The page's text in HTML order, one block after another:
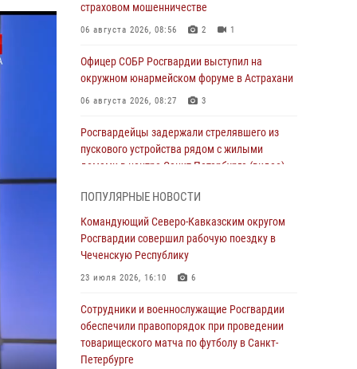
страховом мошенничестве
06 августа 2026, 08:56 2 1
Офицер СОБР Росгвардии выступил на
окружном юнармейском форуме в Астрахани
06 августа 2026, 08:27 3
Росгвардейцы задержали стрелявшего из
пускового устройства рядом с жилыми
домами в центре Санкт-Петербурга (видео)
В Новосибирске спецназ Росгвардии оказал
содействие при задержании подозреваемых
в похищении человека и вымогательстве
Сотрудники и военнослужащие Росгвардии
обеспечили правопорядок при проведении
матча Кубка России по футболу в Санкт-
ПОПУЛЯРНЫЕ НОВОСТИ
Командующий Северо-Кавказским округом
Росгвардии совершил рабочую поездку в
Чеченскую Республику
23 июля 2026, 16:10 6
Сотрудники и военнослужащие Росгвардии
обеспечили правопорядок при проведении
товарищеского матча по футболу в Санкт-
Петербурге